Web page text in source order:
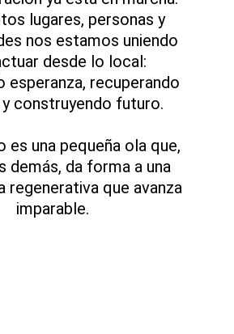
lugares, personas y
nos estamos uniendo
desde lo local:
esperanza, recuperando
y construyendo futuro.
es una pequeña ola que,
demás, da forma a una
regenerativa que avanza
imparable.